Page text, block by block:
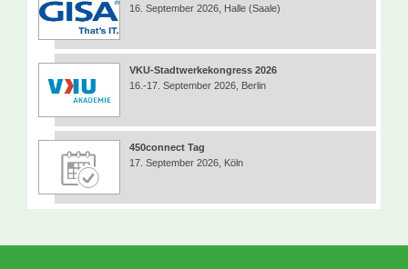
16. September 2026, Halle (Saale)
VKU-Stadtwerkekongress 2026
16.-17. September 2026, Berlin
450connect Tag
17. September 2026, Köln